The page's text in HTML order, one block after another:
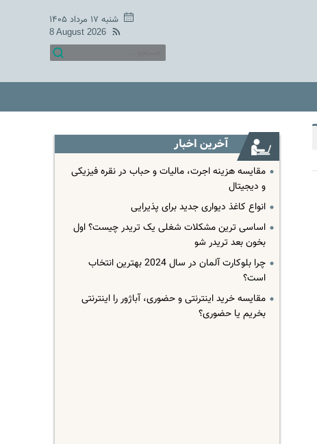
شنبه ۱۷ مرداد ۱۴۰۵
8 August 2026
آخرین اخبار
مقایسه هزینه اجرت، مالیات و حباب در نقره فیزیکی
و دیجیتال
انواع کاغذ دیواری جدید برای پذیرایی
اساسی ترین مشکلات شغلی یک تریدر چیست؟ اول
بخون بعد تریدر شو
چرا بلوکارت آلمان در سال 2024 بهترین انتخاب
است؟
مقایسه خرید اینترنتی و حضوری، آباژور را اینترنتی
بخریم یا حضوری؟